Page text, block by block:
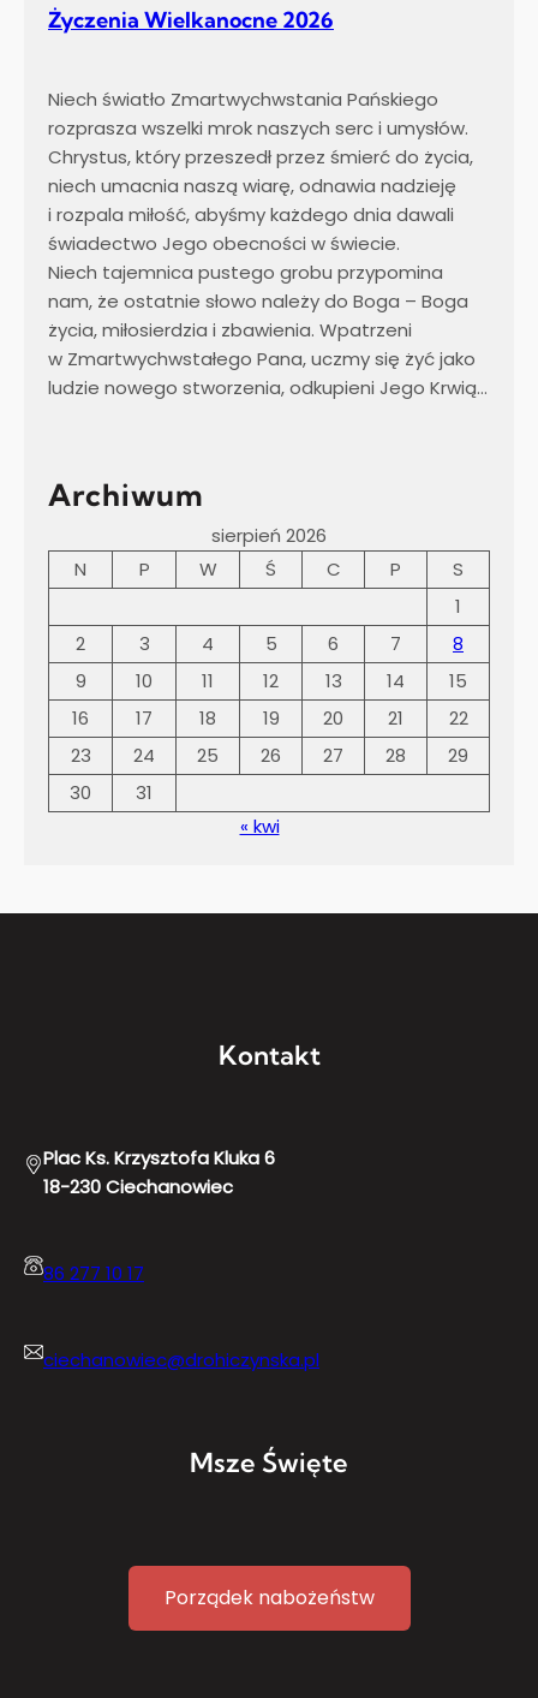
Życzenia Wielkanocne 2026
Niech światło Zmartwychwstania Pańskiego
rozprasza wszelki mrok naszych serc i umysłów.
Chrystus, który przeszedł przez śmierć do życia,
niech umacnia naszą wiarę, odnawia nadzieję
i rozpala miłość, abyśmy każdego dnia dawali
świadectwo Jego obecności w świecie.
Niech tajemnica pustego grobu przypomina
nam, że ostatnie słowo należy do Boga – Boga
życia, miłosierdzia i zbawienia. Wpatrzeni
w Zmartwychwstałego Pana, uczmy się żyć jako
ludzie nowego stworzenia, odkupieni Jego Krwią…
Archiwum
sierpień 2026
N
P W Ś C P
S
1
2
3 4 5 6 7
8
9
10 11 12 13 14
15
16
17 18 19 20 21
22
23
24 25 26 27 28
29
30
31
« kwi
Kontakt
Plac Ks. Krzysztofa Kluka 6
18-230 Ciechanowiec
86 277 10 17
ciechanowiec@drohiczynska.pl
Msze Święte
Porządek nabożeństw